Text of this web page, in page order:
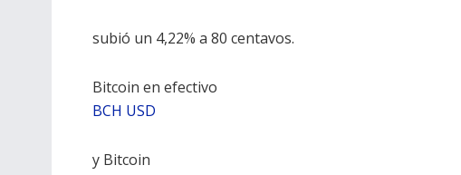
subió un 4,22% a 80 centavos.
Bitcoin en efectivo
BCH USD
y Bitcoin